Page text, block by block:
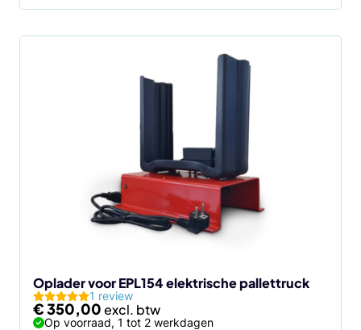
Oplader voor EPL154 elektrische pallettruck
1 review
€350,00
Op voorraad, 1 tot 2 werkdagen